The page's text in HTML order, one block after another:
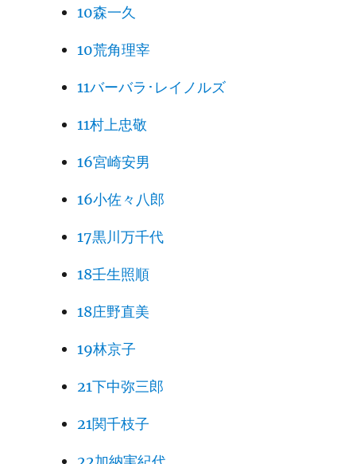
10森一久
10荒角理宰
11バーバラ･レイノルズ
11村上忠敬
16宮崎安男
16小佐々八郎
17黒川万千代
18壬生照順
18庄野直美
19林京子
21下中弥三郎
21関千枝子